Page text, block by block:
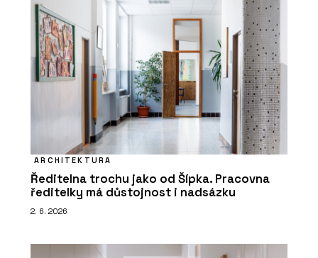
ARCHITEKTURA
Ředitelna trochu jako od Šípka. Pracovna
ředitelky má důstojnost i nadsázku
2. 6. 2026